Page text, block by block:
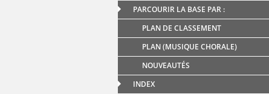
PARCOURIR LA BASE PAR :
PLAN DE CLASSEMENT
PLAN (MUSIQUE CHORALE)
NOUVEAUTÉS
INDEX